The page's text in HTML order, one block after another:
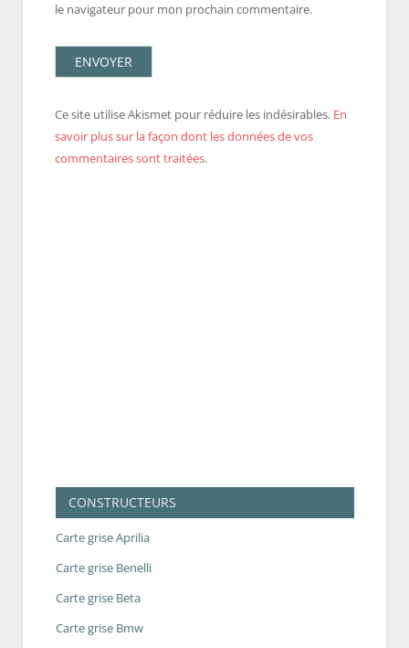
le navigateur pour mon prochain commentaire.
Ce site utilise Akismet pour réduire les indésirables. En
savoir plus sur la façon dont les données de vos
commentaires sont traitées.
CONSTRUCTEURS
Carte grise Aprilia
Carte grise Benelli
Carte grise Beta
Carte grise Bmw